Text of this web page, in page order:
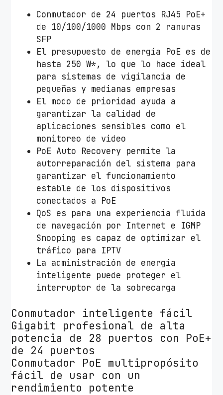
Conmutador de 24 puertos RJ45 PoE+
de 10/100/1000 Mbps con 2 ranuras
SFP
El presupuesto de energía PoE es de
hasta 250 W*, lo que lo hace ideal
para sistemas de vigilancia de
pequeñas y medianas empresas
El modo de prioridad ayuda a
garantizar la calidad de
aplicaciones sensibles como el
monitoreo de video
PoE Auto Recovery permite la
autorreparación del sistema para
garantizar el funcionamiento
estable de los dispositivos
conectados a PoE
QoS es para una experiencia fluida
de navegación por Internet e IGMP
Snooping es capaz de optimizar el
tráfico para IPTV
La administración de energía
inteligente puede proteger el
interruptor de la sobrecarga
Conmutador inteligente fácil
Gigabit profesional de alta
potencia de 28 puertos con PoE+
de 24 puertos
Conmutador PoE multipropósito
fácil de usar con un
rendimiento potente